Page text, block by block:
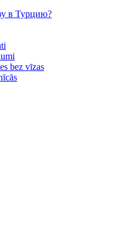
в Турцию?
bez vīzas